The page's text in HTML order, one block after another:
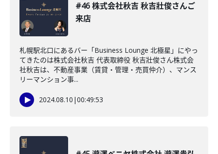
#46 株式会社秋吉 秋吉壯俊さんご
来店
札幌駅北口にあるバー「Business Lounge 北極星」にやっ
てきたのは株式会社秋吉 代表取締役 秋吉壯俊さん株式会
社秋吉は、不動産事業（賃貸・管理・売買仲介）、マンス
リーマンション事...
2024.08.10 |00:49:53